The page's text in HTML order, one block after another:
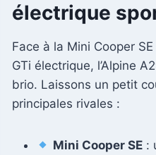
électrique
Face à la Mini Cooper
GTi électrique, l’Alpine
brio. Laissons un petit
principales rivales :
Mini Cooper SE :